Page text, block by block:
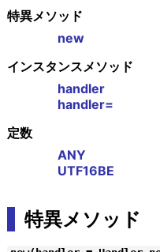
特異メソッド
new
インスタンスメソッド
handler
handler=
定数
ANY
UTF16BE
特異メソッド